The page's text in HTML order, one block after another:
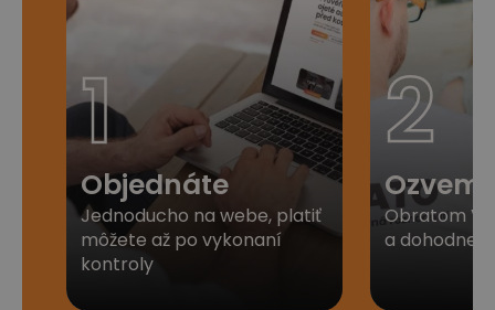
1
Objednáte
Jednoducho na webe, platiť
môžete až po vykonaní
kontroly
2
Obratom
a